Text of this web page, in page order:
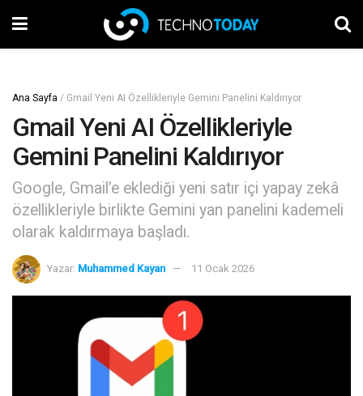
Ana Sayfa / Gmail Yeni AI Özellikleriyle Gemini Panelini Kaldırıyor
Gmail Yeni AI Özellikleriyle
Gemini Panelini Kaldırıyor
Google, Gmail’e eklediği yeni satır içi yapay zekâ
özellikleriyle birlikte Gemini yan panelini kademeli
olarak kaldırmaya başladı.
Yazar: Muhammed Kayan 11 Ocak 2026